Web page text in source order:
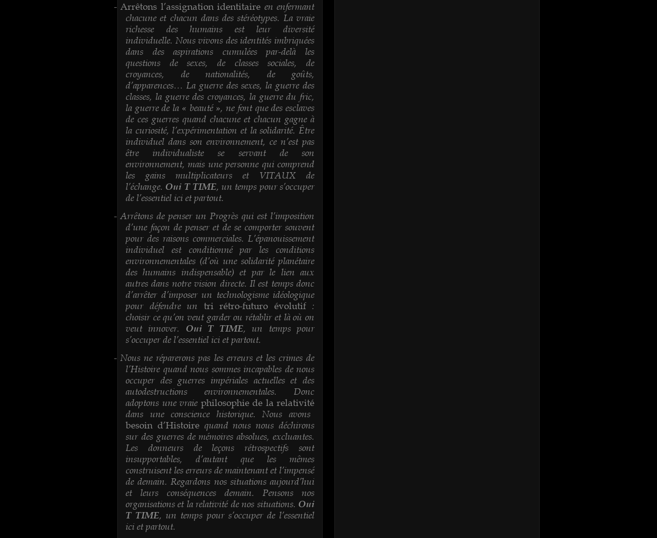
- Arrêtons l’assignation identitaire en enfermant
chacune et chacun dans des stéréotypes. La vraie
richesse des humains est leur diversité
individuelle. Nous vivons des identités imbriquées
dans des aspirations cumulées par-delà les
questions de sexes, de classes sociales, de
croyances, de nationalités, de goûts,
d’apparences… La guerre des sexes, la guerre des
classes, la guerre des croyances, la guerre du fric,
la guerre de la « beauté », ne font que des esclaves
de ces guerres quand chacune et chacun gagne à
la curiosité, l’expérimentation et la solidarité. Être
individuel dans son environnement, ce n’est pas
être individualiste se servant de son
environnement, mais une personne qui comprend
les gains multiplicateurs et VITAUX de
l’échange. Oui T TIME, un temps pour s’occuper
de l’essentiel ici et partout.
- Arrêtons de penser un Progrès qui est l’imposition
d’une façon de penser et de se comporter souvent
pour des raisons commerciales. L’épanouissement
individuel est conditionné par les conditions
environnementales (d’où une solidarité planétaire
des humains indispensable) et par le lien aux
autres dans notre vision directe. Il est temps donc
d’arrêter d’imposer un technologisme idéologique
pour défendre un tri rétro-futuro évolutif:
choisir ce qu’on veut garder ou rétablir et là où on
veut innover. Oui T TIME, un temps pour
s’occuper de l’essentiel ici et partout.
- Nous ne réparerons pas les erreurs et les crimes de
l’Histoire quand nous sommes incapables de nous
occuper des guerres impériales actuelles et des
autodestructions environnementales. Donc
adoptons une vraie philosophie de la relativité
dans une conscience historique. Nous avons
besoin d’Histoirequand nous nous déchirons
sur des guerres de mémoires absolues, excluantes.
Les donneurs de leçons rétrospectifs sont
insupportables, d’autant que les mêmes
construisent les erreurs de maintenant et l’impensé
de demain. Regardons nos situations aujourd’hui
et leurs conséquences demain. Pensons nos
organisations et la relativité de nos situations. Oui
T TIME, un temps pour s’occuper de l’essentiel
ici et partout.